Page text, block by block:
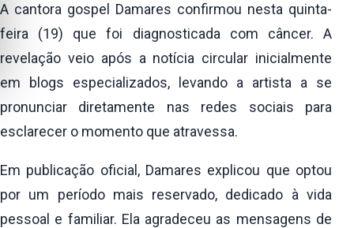
A cantora gospel Damares confirmou nesta quinta-
feira (19) que foi diagnosticada com câncer. A
revelação veio após a notícia circular inicialmente
em blogs especializados, levando a artista a se
pronunciar diretamente nas redes sociais para
esclarecer o momento que atravessa.
Em publicação oficial, Damares explicou que optou
por um período mais reservado, dedicado à vida
pessoal e familiar. Ela agradeceu as mensagens de